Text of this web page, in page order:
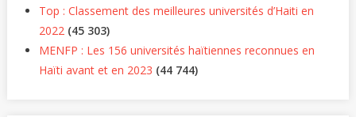
Top : Classement des meilleures universités d’Haiti en
2022 (45 303)
MENFP : Les 156 universités haïtiennes reconnues en
Haïti avant et en 2023 (44 744)